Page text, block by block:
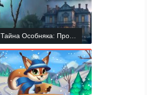
Тайна Особняка: Пропавший во мраке